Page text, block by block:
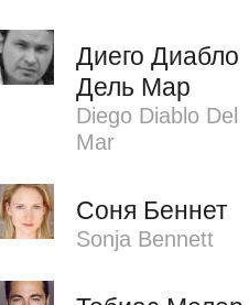
Диего Диабло
Дель Мар
Diego Diablo Del
Mar
Соня Беннет
Sonja Bennett